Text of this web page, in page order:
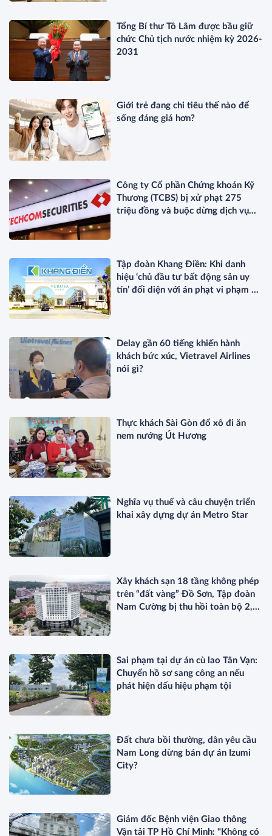
Tổng Bí thư Tô Lâm được bầu giữ
chức Chủ tịch nước nhiệm kỳ 2026-
2031
Giới trẻ đang chi tiêu thế nào để
sống đáng giá hơn?
Công ty Cổ phần Chứng khoán Kỹ
Thương (TCBS) bị xử phạt 275
triệu đồng và buộc dừng dịch vụ
Tập đoàn Khang Điền: Khi danh
hiệu ‘chủ đầu tư bất động sản uy
tín’ đối diện với án phạt vi phạm về
Delay gần 60 tiếng khiến hành
khách bức xúc, Vietravel Airlines
nói gì?
Thực khách Sài Gòn đổ xô đi ăn
nem nướng Út Hương
Nghĩa vụ thuế và câu chuyện triển
khai xây dựng dự án Metro Star
Xây khách sạn 18 tầng không phép
trên “đất vàng” Đồ Sơn, Tập đoàn
Nam Cường bị thu hồi toàn bộ 2,5
Sai phạm tại dự án cù lao Tân Vạn:
Chuyển hồ sơ sang công an nếu
phát hiện dấu hiệu phạm tội
Đất chưa bồi thường, dân yêu cầu
Nam Long dừng bán dự án Izumi
City?
Giám đốc Bệnh viện Giao thông
Vận tải TP Hồ Chí Minh: "Không có